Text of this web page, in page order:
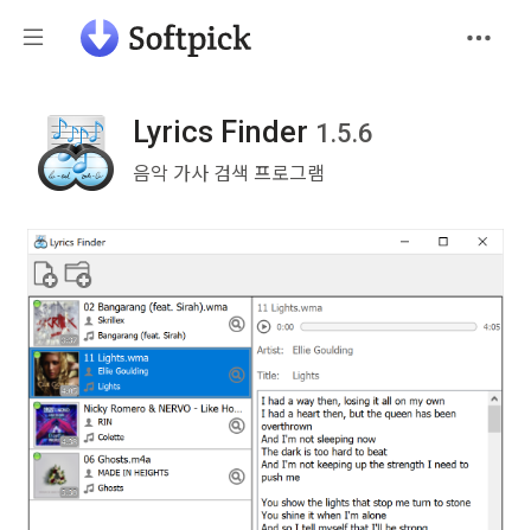
Lyrics Finder 1.5.6
음악 가사 검색 프로그램